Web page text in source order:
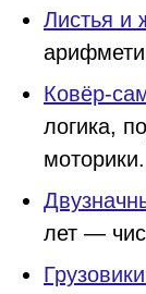
Листья и
Ковёр-
логика,
моторики.
лет —